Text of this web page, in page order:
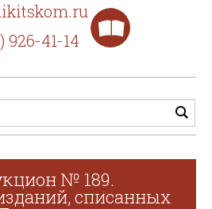
926-41-14
№ 189.
списанных